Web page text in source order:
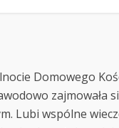
Domowego
zajmowała
Lubi wspólne